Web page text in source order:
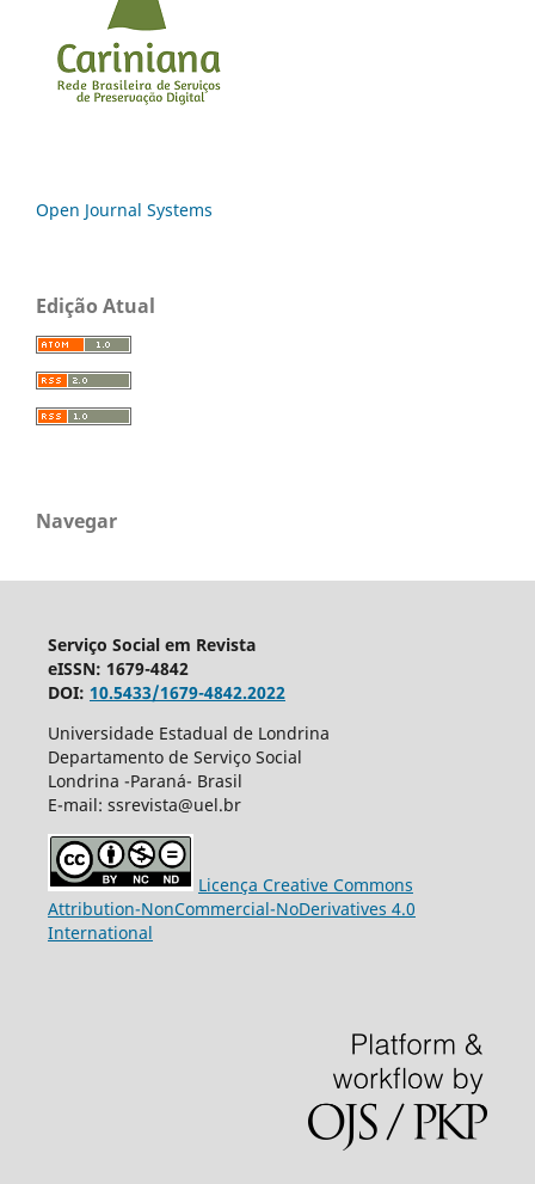
Open Journal Systems
Edição Atual
Navegar
Serviço Social em Revista
eISSN: 1679-4842
DOI: 10.5433/1679-4842.2022
Universidade Estadual de Londrina
Departamento de Serviço Social
Londrina -Paraná- Brasil
E-mail: ssrevista@uel.br
Licença Creative Commons
Attribution-NonCommercial-NoDerivatives 4.0
International